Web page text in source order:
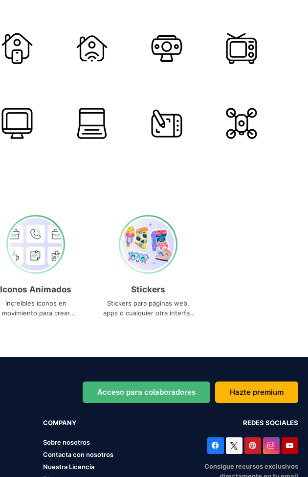
Iconos Animados
Increíbles iconos en
movimiento para crear
Stickers
Stickers para páginas web,
apps o cualquier otra interfaz
Acceso para colaboradores Hazte premium
COMPANY
Sobre nosotros
Contacta con nosotros
Nuestra Licencia
REDES SOCIALES
Consigue recursos exclusivos